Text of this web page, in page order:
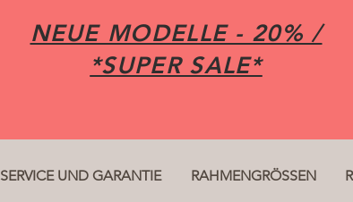
NEUE MODELLE - 20% /
*SUPER SALE*
SERVICE UND GARANTIE RAHMENGRÖSSEN